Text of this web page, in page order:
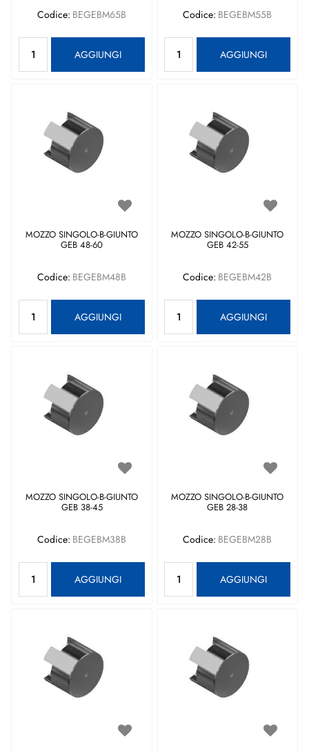
Codice: BEGEBM65B
AGGIUNGI
Codice: BEGEBM55B
AGGIUNGI
MOZZO SINGOLO-B-GIUNTO
GEB 48-60
Codice: BEGEBM48B
AGGIUNGI
MOZZO SINGOLO-B-GIUNTO
GEB 42-55
Codice: BEGEBM42B
AGGIUNGI
MOZZO SINGOLO-B-GIUNTO
GEB 38-45
Codice: BEGEBM38B
AGGIUNGI
MOZZO SINGOLO-B-GIUNTO
GEB 28-38
Codice: BEGEBM28B
AGGIUNGI